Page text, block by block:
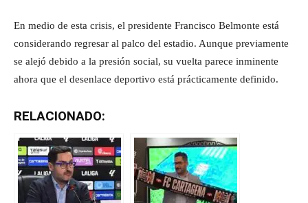
En medio de esta crisis, el presidente Francisco Belmonte está
considerando regresar al palco del estadio. Aunque previamente
se alejó debido a la presión social, su vuelta parece inminente
ahora que el desenlace deportivo está prácticamente definido.
RELACIONADO: